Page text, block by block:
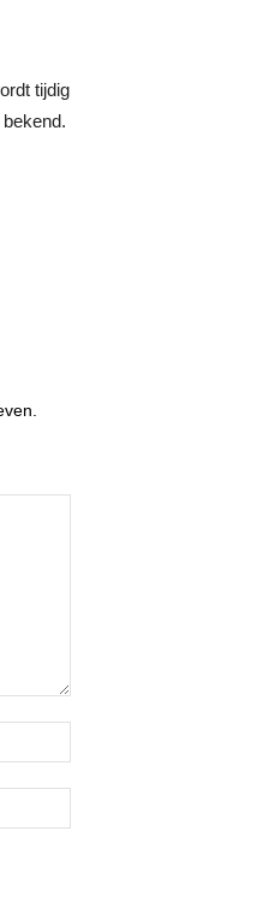
tijdig